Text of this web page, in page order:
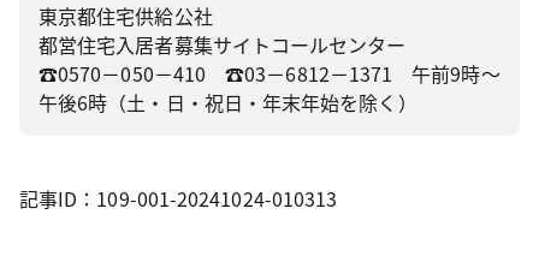
東京都住宅供給公社
都営住宅入居者募集サイトコールセンター
☎0570－050－410 ☎03－6812－1371 午前9時～
午後6時（土・日・祝日・年末年始を除く）
記事ID：109-001-20241024-010313